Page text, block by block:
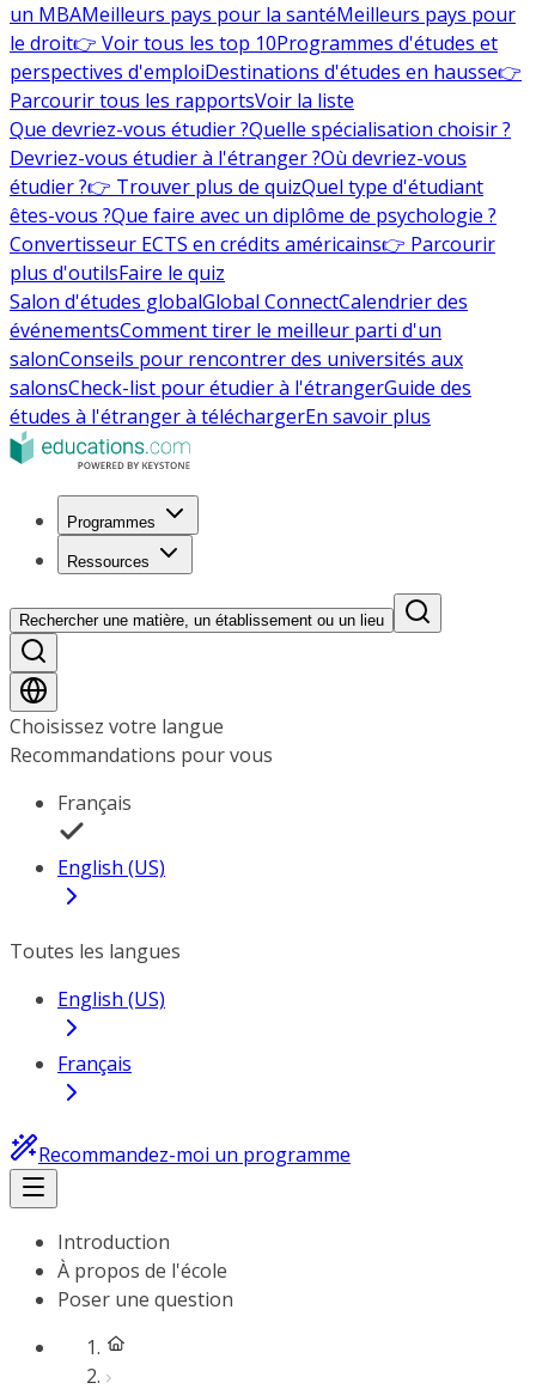
un MBAMeilleurs pays pour la santéMeilleurs pays pour
le droit👉 Voir tous les top 10Programmes d'études et
perspectives d'emploiDestinations d'études en hausse👉
Parcourir tous les rapportsVoir la liste
Que devriez-vous étudier ?Quelle spécialisation choisir ?
Devriez-vous étudier à l'étranger ?Où devriez-vous
étudier ?👉 Trouver plus de quizQuel type d'étudiant
êtes-vous ?Que faire avec un diplôme de psychologie ?
Convertisseur ECTS en crédits américains👉 Parcourir
plus d'outilsFaire le quiz
Salon d'études globalGlobal ConnectCalendrier des
événementsComment tirer le meilleur parti d'un
salonConseils pour rencontrer des universités aux
salonsCheck-list pour étudier à l'étrangerGuide des
études à l'étranger à téléchargerEn savoir plus
Programmes
Ressources
Rechercher une matière, un établissement ou un lieu
Choisissez votre langue
Recommandations pour vous
Français
English (US)
Toutes les langues
English (US)
Français
Recommandez-moi un programme
Introduction
À propos de l'école
Poser une question